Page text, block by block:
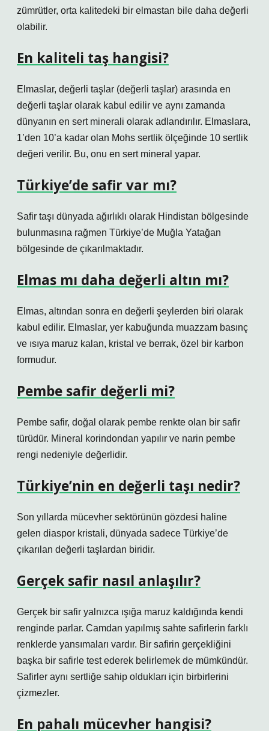
zümrütler, orta kalitedeki bir elmastan bile daha değerli
olabilir.
En kaliteli taş hangisi?
Elmaslar, değerli taşlar (değerli taşlar) arasında en
değerli taşlar olarak kabul edilir ve aynı zamanda
dünyanın en sert minerali olarak adlandırılır. Elmaslara,
1’den 10’a kadar olan Mohs sertlik ölçeğinde 10 sertlik
değeri verilir. Bu, onu en sert mineral yapar.
Türkiye’de safir var mı?
Safir taşı dünyada ağırlıklı olarak Hindistan bölgesinde
bulunmasına rağmen Türkiye’de Muğla Yatağan
bölgesinde de çıkarılmaktadır.
Elmas mı daha değerli altın mı?
Elmas, altından sonra en değerli şeylerden biri olarak
kabul edilir. Elmaslar, yer kabuğunda muazzam basınç
ve ısıya maruz kalan, kristal ve berrak, özel bir karbon
formudur.
Pembe safir değerli mi?
Pembe safir, doğal olarak pembe renkte olan bir safir
türüdür. Mineral korindondan yapılır ve narin pembe
rengi nedeniyle değerlidir.
Türkiye’nin en değerli taşı nedir?
Son yıllarda mücevher sektörünün gözdesi haline
gelen diaspor kristali, dünyada sadece Türkiye’de
çıkarılan değerli taşlardan biridir.
Gerçek safir nasıl anlaşılır?
Gerçek bir safir yalnızca ışığa maruz kaldığında kendi
renginde parlar. Camdan yapılmış sahte safirlerin farklı
renklerde yansımaları vardır. Bir safirin gerçekliğini
başka bir safirle test ederek belirlemek de mümkündür.
Safirler aynı sertliğe sahip oldukları için birbirlerini
çizmezler.
En pahalı mücevher hangisi?